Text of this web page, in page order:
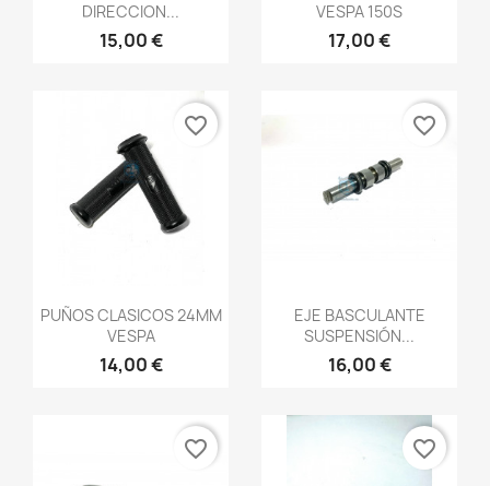
DIRECCION...
15,00 €
VESPA 150S
17,00 €
Vista rápida
PUÑOS CLASICOS 24MM
VESPA
14,00 €
favorite_border
 Vista rápida
EJE BASCULANTE
SUSPENSIÓN...
16,00 €
favorite_border
favorite_border favorite_border